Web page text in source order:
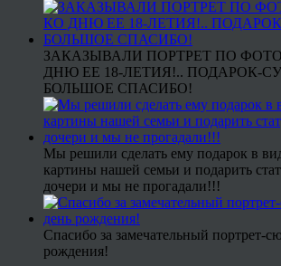
ЗАКАЗЫВАЛИ ПОРТРЕТ ПО
ДНЮ ЕЕ 18-ЛЕТИЯ!.. ПОДАРОК-
БОЛЬШОЕ СПАСИБО!
Мы решили сделать ему подарок в
картины нашей семьи и подарить
дочери и мы не прогадали!!!
Спасибо за замечательный портрет-
рождения!